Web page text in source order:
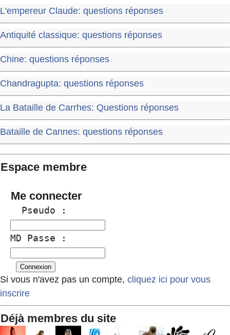
L'empereur Claude: questions réponses
Antiquité classique: questions réponses
Chine: questions réponses
Chandragupta: questions réponses
La Bataille de Carrhes: Questions réponses
Bataille de Cannes: questions réponses
Espace membre
Me connecter
  Pseudo :
MD Passe :
Si vous n'avez pas un compte, cliquez ici pour vous
inscrire
Déjà membres du site